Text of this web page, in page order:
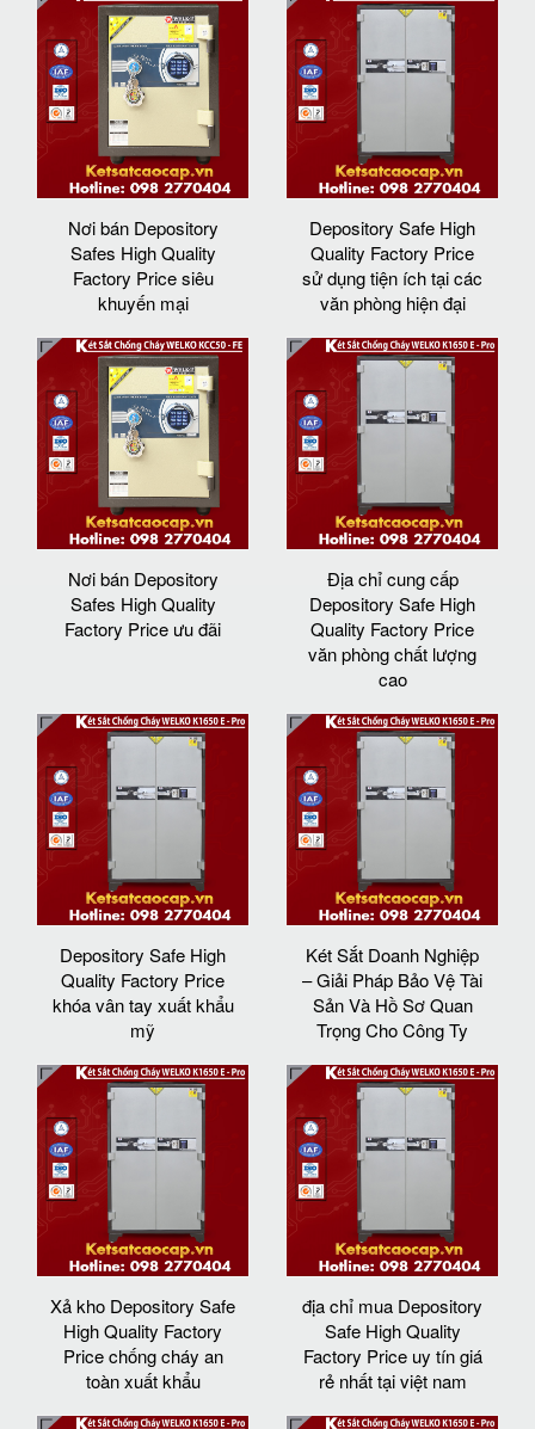
Nơi bán Depository
Safes High Quality
Factory Price siêu
khuyến mại
Depository Safe High
Quality Factory Price
sử dụng tiện ích tại các
văn phòng hiện đại
Nơi bán Depository
Safes High Quality
Factory Price ưu đãi
Địa chỉ cung cấp
Depository Safe High
Quality Factory Price
văn phòng chất lượng
cao
Depository Safe High
Quality Factory Price
khóa vân tay xuất khẩu
mỹ
Két Sắt Doanh Nghiệp
– Giải Pháp Bảo Vệ Tài
Sản Và Hồ Sơ Quan
Trọng Cho Công Ty
Xả kho Depository Safe
High Quality Factory
Price chống cháy an
toàn xuất khẩu
địa chỉ mua Depository
Safe High Quality
Factory Price uy tín giá
rẻ nhất tại việt nam